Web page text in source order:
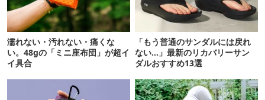
濡れない・汚れない・痛くな
い。48gの「ミニ座布団」が超イ
イ具合
「もう普通のサンダルには戻れ
ない…」最新のリカバリーサン
ダルおすすめ13選